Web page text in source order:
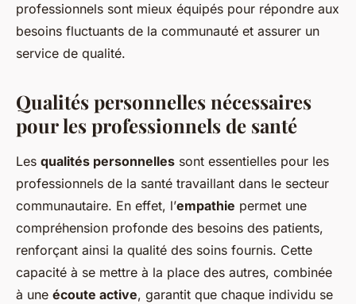
professionnels sont mieux équipés pour répondre aux
besoins fluctuants de la communauté et assurer un
service de qualité.
Qualités personnelles nécessaires
pour les professionnels de santé
Les qualités personnelles sont essentielles pour les
professionnels de la santé travaillant dans le secteur
communautaire. En effet, l’empathie permet une
compréhension profonde des besoins des patients,
renforçant ainsi la qualité des soins fournis. Cette
capacité à se mettre à la place des autres, combinée
à une écoute active, garantit que chaque individu se